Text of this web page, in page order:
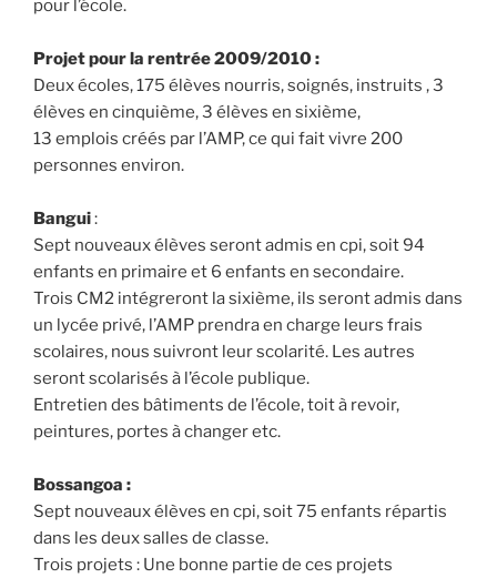
pour l’école.
Projet pour la rentrée 2009/2010 :
Deux écoles, 175 élèves nourris, soignés, instruits , 3
élèves en cinquième, 3 élèves en sixième,
13 emplois créés par l’AMP, ce qui fait vivre 200
personnes environ.
Bangui:
Sept nouveaux élèves seront admis en cpi, soit 94
enfants en primaire et 6 enfants en secondaire.
Trois CM2 intégreront la sixième, ils seront admis dans
un lycée privé, l’AMP prendra en charge leurs frais
scolaires, nous suivront leur scolarité. Les autres
seront scolarisés à l’école publique.
Entretien des bâtiments de l’école, toit à revoir,
peintures, portes à changer etc.
Bossangoa :
Sept nouveaux élèves en cpi, soit 75 enfants répartis
dans les deux salles de classe.
Trois projets : Une bonne partie de ces projets